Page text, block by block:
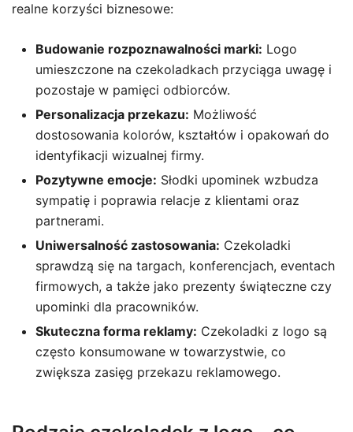
realne korzyści biznesowe:
Budowanie rozpoznawalności marki: Logo
umieszczone na czekoladkach przyciąga uwagę i
pozostaje w pamięci odbiorców.
Personalizacja przekazu: Możliwość
dostosowania kolorów, kształtów i opakowań do
identyfikacji wizualnej firmy.
Pozytywne emocje: Słodki upominek wzbudza
sympatię i poprawia relacje z klientami oraz
partnerami.
Uniwersalność zastosowania: Czekoladki
sprawdzą się na targach, konferencjach, eventach
firmowych, a także jako prezenty świąteczne czy
upominki dla pracowników.
Skuteczna forma reklamy: Czekoladki z logo są
często konsumowane w towarzystwie, co
zwiększa zasięg przekazu reklamowego.